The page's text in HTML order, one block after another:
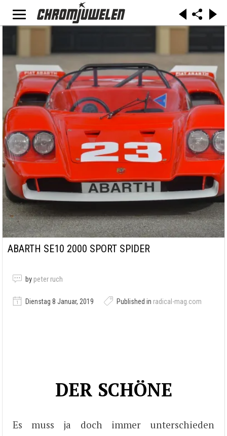
ABARTH SE10 2000 SPORT SPIDER
by peter ruch
Dienstag 8 Januar, 2019 Published in radical-mag.com
DER SCHÖNE
Es muss ja doch immer unterschieden